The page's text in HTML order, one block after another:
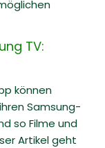
TV:
können
Samsung-
so Filme und
Artikel geht